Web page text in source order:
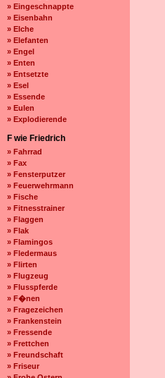
» Eingeschnappte
» Eisenbahn
» Elche
» Elefanten
» Engel
» Enten
» Entsetzte
» Esel
» Essende
» Eulen
» Explodierende
F wie Friedrich
» Fahrrad
» Fax
» Fensterputzer
» Feuerwehrmann
» Fische
» Fitnesstrainer
» Flaggen
» Flak
» Flamingos
» Fledermaus
» Flirten
» Flugzeug
» Flusspferde
» F�nen
» Fragezeichen
» Frankenstein
» Fressende
» Frettchen
» Freundschaft
» Friseur